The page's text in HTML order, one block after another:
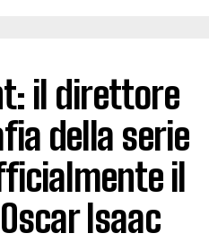
il direttore
della serie
il
Isaac